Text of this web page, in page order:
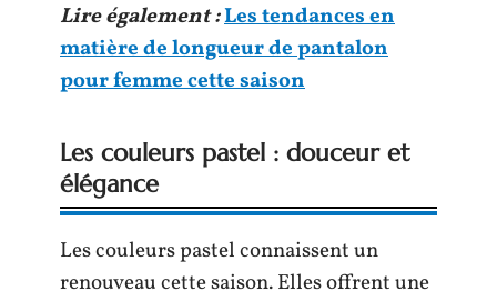
Lire également :Les tendances en
matière de longueur de pantalon
pour femme cette saison
Les couleurs pastel : douceur et
élégance
Les couleurs pastel connaissent un
renouveau cette saison. Elles offrent une